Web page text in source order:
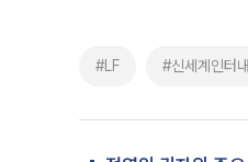
#LF #신세계인터